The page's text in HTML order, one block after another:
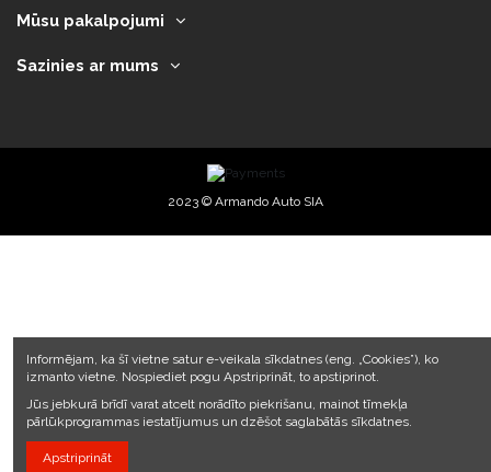
Mūsu pakalpojumi
Sazinies ar mums
2023 © Armando Auto SIA
Informējam, ka šī vietne satur e-veikala sīkdatnes (eng. „Cookies”), ko
izmanto vietne. Nospiediet pogu Apstriprināt, to apstiprinot.
Jūs jebkurā brīdī varat atcelt norādīto piekrišanu, mainot tīmekļa
pārlūkprogrammas iestatījumus un dzēšot saglabātās sīkdatnes.
Apstriprināt